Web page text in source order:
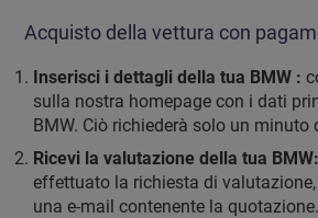
Acquisto della vettura con
Inserisci i dettagli della tua BMW :
sulla nostra homepage con i dati
BMW. Ciò richiederà solo un minuto
Ricevi la valutazione della tua BMW:
effettuato la richiesta di valutazione,
una e-mail contenente la quotazione.